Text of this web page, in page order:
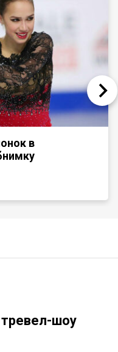
в
шоу